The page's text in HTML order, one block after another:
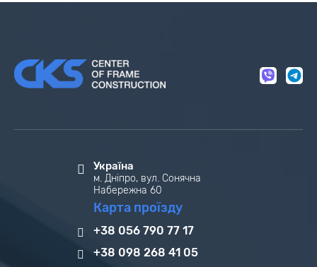
Україна
м. Дніпро, вул. Сонячна
Набережна 60
Карта проїзду
+38 056 790 77 17
+38 098 268 41 05